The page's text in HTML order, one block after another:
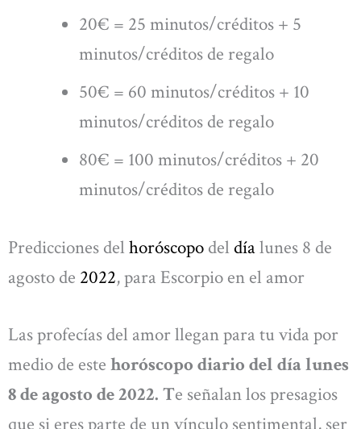
20€ = 25 minutos/créditos + 5
minutos/créditos de regalo
50€ = 60 minutos/créditos + 10
minutos/créditos de regalo
80€ = 100 minutos/créditos + 20
minutos/créditos de regalo
Predicciones del horóscopo del díalunes 8 de
agosto de 2022, para Escorpio en el amor
Las profecías del amor llegan para tu vida por
medio de este horóscopo diario del día lunes
8 de agosto de 2022. Te señalan los presagios
que si eres parte de un vínculo sentimental, ser